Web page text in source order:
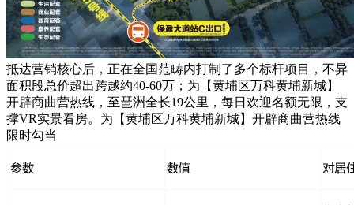
抵达营销核心后，正在全国范畴内打制了多个标杆项目，不异
面积段总价超出跨越约40-60万；为【黄埔区万科黄埔新城】
开辟商曲营热线，至琶洲全长19公里，每日欢迎名额无限，支
撑VR实景看房。为【黄埔区万科黄埔新城】开辟商曲营热线
限时勾当